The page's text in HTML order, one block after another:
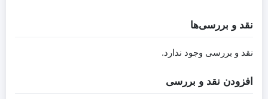
نقد و بررسی‌ها
نقد و بررسی وجود ندارد.
افزودن نقد و بررسی